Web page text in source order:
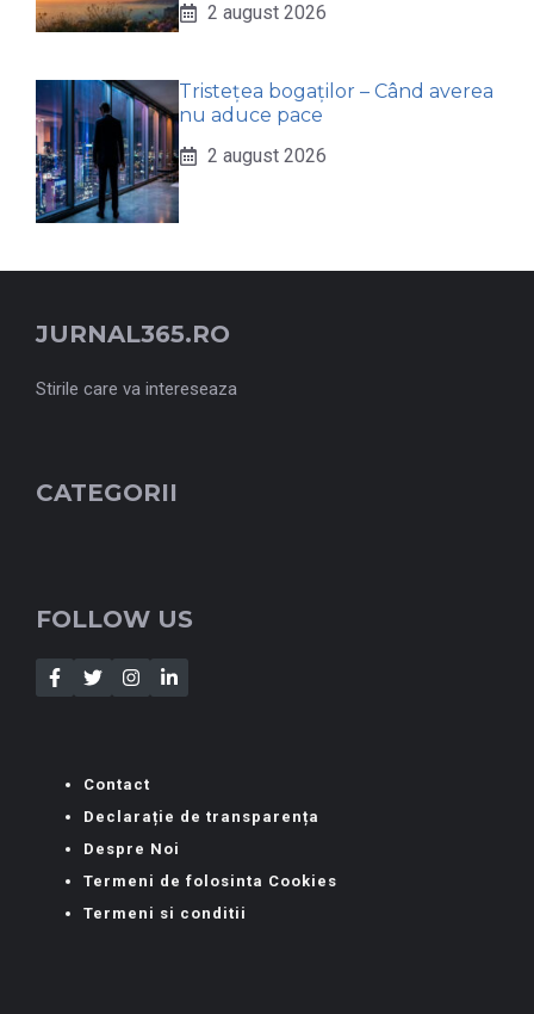
2 august 2026
Tristețea bogaților – Când averea
nu aduce pace
2 august 2026
JURNAL365.RO
Stirile care va intereseaza
CATEGORII
FOLLOW US
Contact
Declarație de transparența
Despre Noi
Termeni de folosinta Cookies
Termeni si conditii